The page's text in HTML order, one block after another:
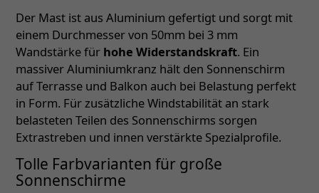
Der Mast ist aus Aluminium gefertigt und sorgt mit
einem Durchmesser von 50mm bei 3 mm
Wandstärke für hohe Widerstandskraft. Ein
massiver Aluminiumkranz hält den Sonnenschirm
auf Terrasse und Balkon auch bei Belastung perfekt
in Form. Für zusätzliche Windstabilität an stark
belasteten Teilen des Sonnenschirms sorgen
Extrastreben und innen verstärkte Spezialprofile.
Tolle Farbvarianten für große
Sonnenschirme